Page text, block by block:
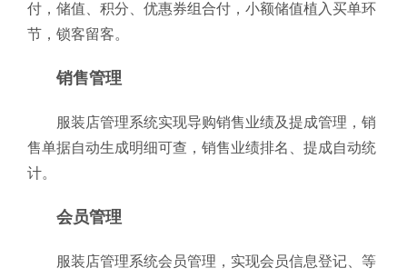
付，储值、积分、优惠券组合付，小额储值植入买单环
节，锁客留客。
销售管理
服装店管理系统实现导购销售业绩及提成管理，销
售单据自动生成明细可查，销售业绩排名、提成自动统
计。
会员管理
服装店管理系统会员管理，实现会员信息登记、等